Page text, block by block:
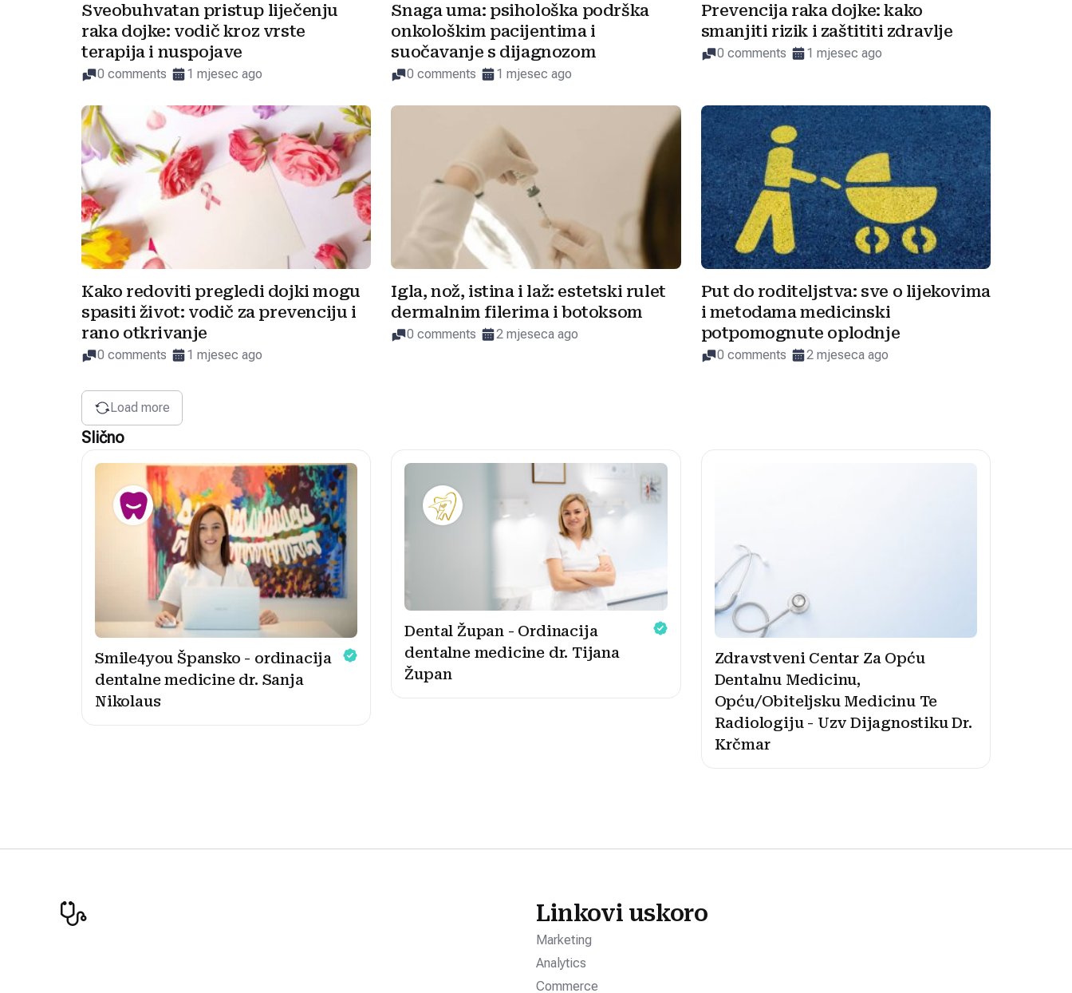
Sveobuhvatan pristup liječenju
raka dojke: vodič kroz vrste
terapija i nuspojave
0 comments 1 mjesec ago
Snaga uma: psihološka podrška
onkološkim pacijentima i
suočavanje s dijagnozom
0 comments 1 mjesec ago
Prevencija raka dojke: kako
smanjiti rizik i zaštititi zdravlje
0 comments 1 mjesec ago
Kako redoviti pregledi dojki mogu
spasiti život: vodič za prevenciju i
rano otkrivanje
0 comments 1 mjesec ago
Igla, nož, istina i laž: estetski rulet
dermalnim filerima i botoksom
0 comments 2 mjeseca ago
Put do roditeljstva: sve o lijekovima
i metodama medicinski
potpomognute oplodnje
0 comments 2 mjeseca ago
Load more
Slično
Smile4you Špansko - ordinacija
dentalne medicine dr. Sanja
Nikolaus
Dental Župan - Ordinacija
dentalne medicine dr. Tijana
Župan
Zdravstveni Centar Za Opću
Dentalnu Medicinu,
Opću/Obiteljsku Medicinu Te
Radiologiju - Uzv Dijagnostiku Dr.
Krčmar
Linkovi uskoro
Marketing
Analytics
Commerce